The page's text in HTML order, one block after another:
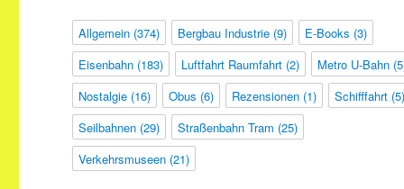
Allgemein (374) Bergbau Industrie (9) E-Books (3)
Eisenbahn (183) Luftfahrt Raumfahrt (2) Metro U-Bahn
Nostalgie (16) Obus (6) Rezensionen (1) Schifffahrt
Seilbahnen (29) Straßenbahn Tram (25)
Verkehrsmuseen (21)